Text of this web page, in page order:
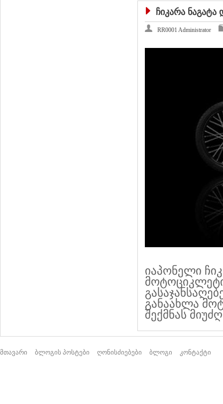
ჩიკარა
RR0001 Administrator
იაპონელი
განაახლა
შექმნას
მთავარი ბლოგის პოსტები ღონისძიებები ბლოგი კონტაქტი